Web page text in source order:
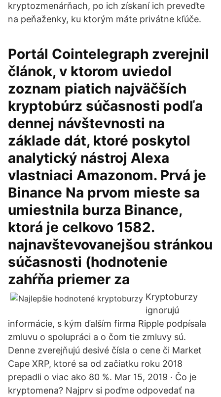
kryptozmenárňach, po ich získaní ich preveďte
na peňaženky, ku ktorým máte privátne kľúče.
Portál Cointelegraph zverejnil
článok, v ktorom uviedol
zoznam piatich najväčších
kryptobúrz súčasnosti podľa
dennej návštevnosti na
základe dát, ktoré poskytol
analytický nástroj Alexa
vlastniaci Amazonom. Prvá je
Binance Na prvom mieste sa
umiestnila burza Binance,
ktorá je celkovo 1582.
najnavštevovanejšou stránkou
súčasnosti (hodnotenie
zahŕňa priemer za
Kryptoburzy
ignorujú
informácie, s kým ďalším firma Ripple podpísala
zmluvu o spolupráci a o čom tie zmluvy sú.
Denne zverejňujú desivé čísla o cene či Market
Cape XRP, ktoré sa od začiatku roku 2018
prepadli o viac ako 80 %. Mar 15, 2019 · Čo je
kryptomena? Najprv si poďme odpovedať na